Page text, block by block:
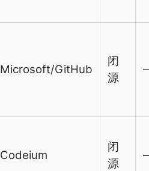
Microsoft/GitHub
闭
源
Codeium
闭
源